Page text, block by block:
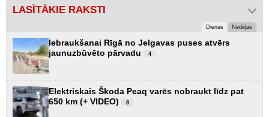
LASĪTĀKIE RAKSTI
Dienas Nedēļas
Iebraukšanai Rīgā no Jelgavas puses atvērs
jaunuzbūvēto pārvadu
4
Elektriskais Škoda Peaq varēs nobraukt līdz pat
650 km (+ VIDEO)
8